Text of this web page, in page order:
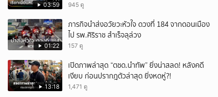
03:59 945 ดู
01:22
ภารกิจนำส่งอวัยวะหัวใจ ดวงที่ 184 จากดอนเมือง
ไป รพ.ศิริราช สำเร็จลุล่วง
157 ดู
13:18
เปิดภาพล่าสุด “ตชด.นำทัพ” ยิ่งน่าสลด! หลังคดี
เงียบ ก่อนปรากฎตัวล่าสุด ยิ่งหดหู่?!
1,471 ดู